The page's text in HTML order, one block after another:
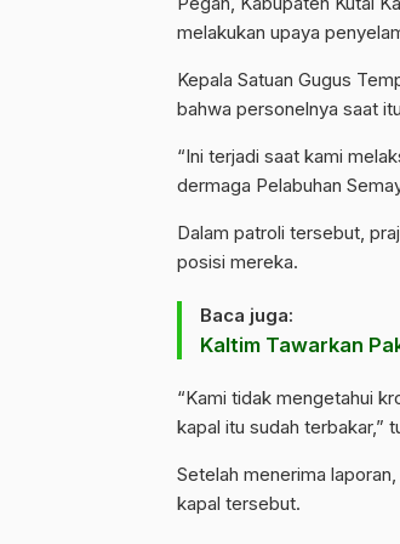
melakukan upaya
Kepala Satuan Gugus
bahwa personelnya saat
“Ini terjadi saat kami
dermaga Pelabuhan
Dalam patroli tersebut,
posisi mereka.
Baca juga:
Kaltim Tawarkan
“Kami tidak mengetahui
kapal itu sudah terbakar,”
Setelah menerima
kapal tersebut.